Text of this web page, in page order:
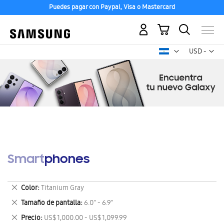
Puedes pagar con Paypal, Visa o Mastercard
USD -
dólar
Mi carrito
Smartphones
Color Titanium Gray
Eliminar
este
artículo
Tamaño de pantalla 6.0" - 6.9"
Eliminar
este
Precio US$ 1,000.00 - US$ 1,099.99
Eliminar